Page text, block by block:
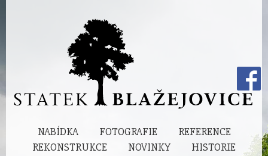
NABÍDKA FOTOGRAFIE
REFERENCE
REKONSTRUKCE
NOVINKY
HISTORIE